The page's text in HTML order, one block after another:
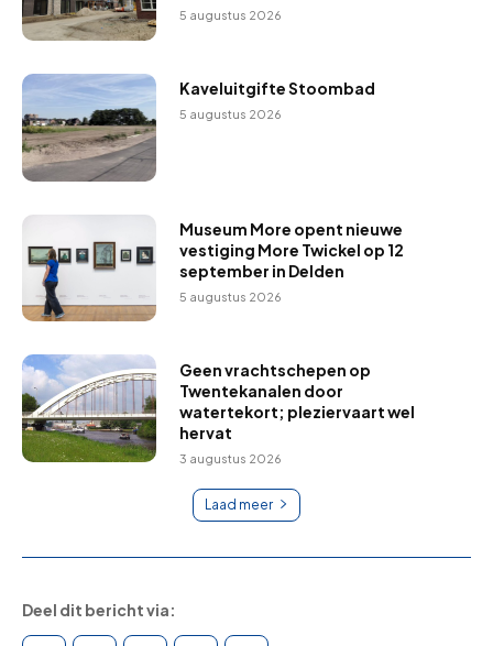
5 augustus 2026
Kaveluitgifte Stoombad
5 augustus 2026
Museum More opent nieuwe
vestiging More Twickel op 12
september in Delden
5 augustus 2026
Geen vrachtschepen op
Twentekanalen door
watertekort; pleziervaart wel
hervat
3 augustus 2026
Laad meer
Deel dit bericht via: